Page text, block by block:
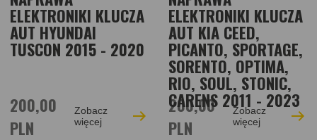
ELEKTRONIKI KLUCZA
AUT HYUNDAI
TUSCON 2015 - 2020
200,00
PLN
Zobacz
więcej
ELEKTRONIKI KLUCZA
AUT KIA CEED,
PICANTO, SPORTAGE,
SORENTO, OPTIMA,
RIO, SOUL, STONIC,
CARENS 2011 - 2023
200,00
PLN
Zobacz
więcej